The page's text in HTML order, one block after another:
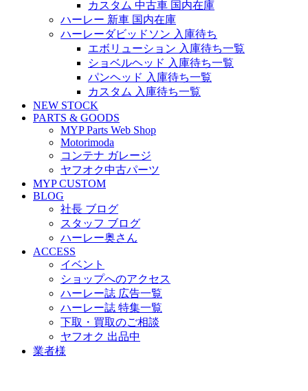
カスタム 中古車 国内在庫
ハーレー 新車 国内在庫
ハーレーダビッドソン 入庫待ち
エボリューション 入庫待ち一覧
ショベルヘッド 入庫待ち一覧
パンヘッド 入庫待ち一覧
カスタム 入庫待ち一覧
NEW STOCK
PARTS & GOODS
MYP Parts Web Shop
Motorimoda
コンテナ ガレージ
ヤフオク中古パーツ
MYP CUSTOM
BLOG
社長 ブログ
スタッフ ブログ
ハーレー奥さん
ACCESS
イベント
ショップへのアクセス
ハーレー誌 広告一覧
ハーレー誌 特集一覧
下取・買取のご相談
ヤフオク 出品中
業者様